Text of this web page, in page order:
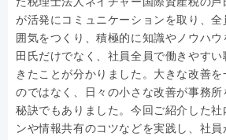
が活発にコミュニケーションを取り、
囲気をつくり、積極的に知識やノウハ
田氏だけでなく、社員全員で働きやす
きたことが分かりました。大きな改善
のではなく、日々の小さな改善が事務所
秘訣でもありました。今回ご紹介した社
ンや情報共有のコツなどを実践し、社